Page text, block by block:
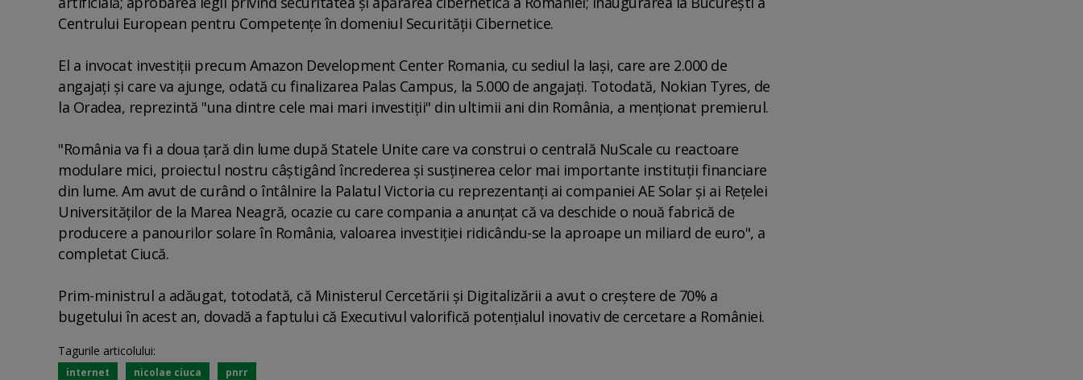
Centrului European pentru Competenţe în domeniul Securităţii Cibernetice.
El a invocat investiţii precum Amazon Development Center Romania, cu sediul la Iaşi, care are 2.000 de
angajaţi şi care va ajunge, odată cu finalizarea Palas Campus, la 5.000 de angajaţi. Totodată, Nokian Tyres, de
la Oradea, reprezintă "una dintre cele mai mari investiţii" din ultimii ani din România, a menţionat premierul.
"România va fi a doua ţară din lume după Statele Unite care va construi o centrală NuScale cu reactoare
modulare mici, proiectul nostru câştigând încrederea şi susţinerea celor mai importante instituţii financiare
din lume. Am avut de curând o întâlnire la Palatul Victoria cu reprezentanţi ai companiei AE Solar şi ai Reţelei
Universităţilor de la Marea Neagră, ocazie cu care compania a anunţat că va deschide o nouă fabrică de
producere a panourilor solare în România, valoarea investiţiei ridicându-se la aproape un miliard de euro", a
completat Ciucă.
Prim-ministrul a adăugat, totodată, că Ministerul Cercetării şi Digitalizării a avut o creştere de 70% a
bugetului în acest an, dovadă a faptului că Executivul valorifică potenţialul inovativ de cercetare a României.
Tagurile articolului:
internet nicolae ciuca pnrr